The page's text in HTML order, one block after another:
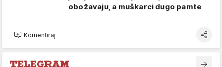
obožavaju, a muškarci dugo pamte
Komentiraj